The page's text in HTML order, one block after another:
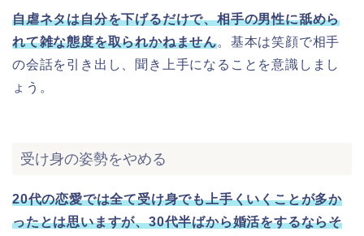
自虐ネタは自分を下げるだけで、相手の男性に舐めら
れて雑な態度を取られかねません。基本は笑顔で相手
の会話を引き出し、聞き上手になることを意識しまし
ょう。
受け身の姿勢をやめる
20代の恋愛では全て受け身でも上手くいくことが多か
ったとは思いますが、30代半ばから婚活をするならそ